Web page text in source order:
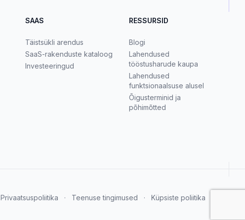
SAAS
Täistsükli arendus
SaaS-rakenduste kataloog
Investeeringud
RESSURSID
Blogi
Lahendused
tööstusharude kaupa
Lahendused
funktsionaalsuse alusel
Õigusterminid ja
põhimõtted
Privaatsuspoliitika · Teenuse tingimused · Küpsiste poliitika